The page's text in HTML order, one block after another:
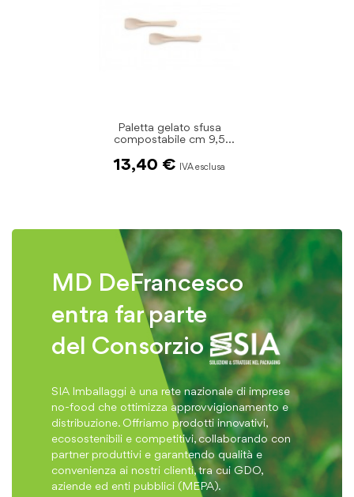
Paletta gelato sfusa
compostabile cm 9,5
13,40 €
MD DeFrancesco
entra far parte
del Consorzio
SIA Imballaggi è una rete nazionale di imprese
no-food che ottimizza approvvigionamento e
distribuzione. Offriamo prodotti innovativi,
ecosostenibili e competitivi, collaborando con
partner produttivi e garantendo qualità e
convenienza ai nostri clienti, tra cui GDO,
aziende ed enti pubblici (MEPA).